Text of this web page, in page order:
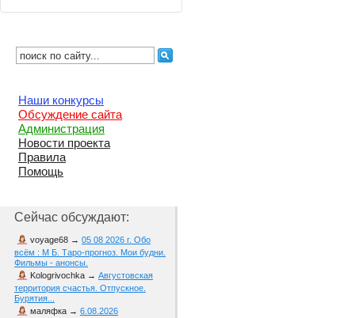
Наши конкурсы
Обсуждение сайта
Администрация
Новости проекта
Правила
Помощь
Сейчас обсуждают:
voyage68 → 05 08 2026 г. Обо
всём : М Б. Таро-прогноз. Мои будни.
Фильмы - анонсы.
Kologrivochka → Августовская
территория счастья. Отпускное.
Бурятия...
маляфка → 6.08.2026